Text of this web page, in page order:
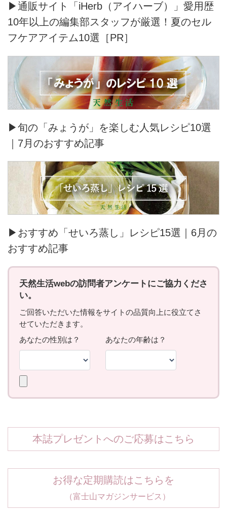
▶通販サイト「iHerb（アイハーブ）」愛用歴
10年以上の編集部スタッフが厳選！夏のセル
フケアアイテム10選［PR］
▶旬の「みょうが」を楽しむ人気レシピ10選
｜7月のおすすめ記事
▶おすすめ「せいろ蒸し」レシピ15選｜6月の
おすすめ記事
本誌プレゼントへのご応募はこちら
お得な定期購読はこちらを
（富士山マガジンサービス）